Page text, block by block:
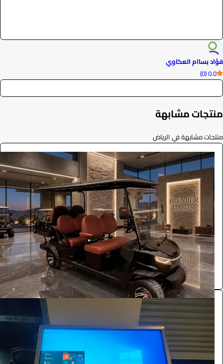
فؤاد بساام العكاوي
0.0 (0)
منتجات مشابهة
منتجات مشابهة في الرياض
ايجار قولف كار فاخرة 2026
الفعاليات والحفلات
0
/ اليوم
الرياض
Premier carts
0.0 (0)
شاشة عرضية نظام وندوز 55 بوصة وندوز لمس
الفعاليات والحفلات
528
/ اليوم